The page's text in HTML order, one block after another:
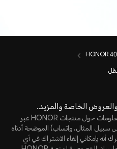
HONOR
الخاصة والمزيد.
أنا أوافق على تلقي أحدث العروض والمعلومات حول منتجات HONOR عبر
سبيل المثال، واتساب) الموضحة أدناه
أنه بإمكاني إلغاء الاشتراك في أي